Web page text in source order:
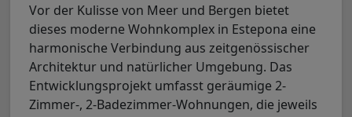
Vor der Kulisse von Meer und Bergen bietet
dieses moderne Wohnkomplex in Estepona eine
harmonische Verbindung aus zeitgenössischer
Architektur und natürlicher Umgebung. Das
Entwicklungsprojekt umfasst geräumige 2-
Zimmer-, 2-Badezimmer-Wohnungen, die jeweils